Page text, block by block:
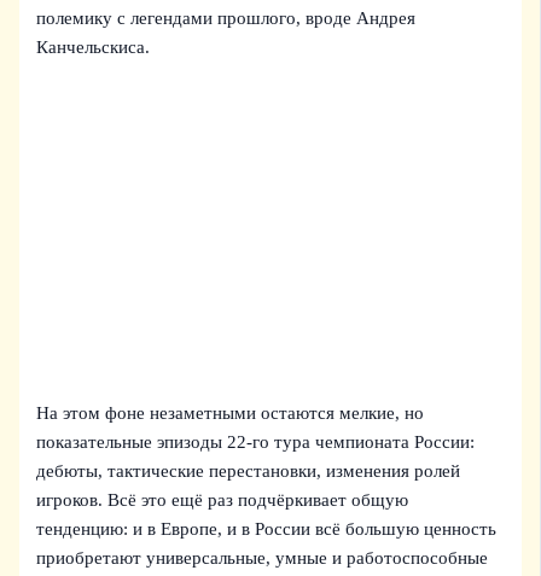
полемику с легендами прошлого, вроде Андрея
Канчельскиса.
На этом фоне незаметными остаются мелкие, но
показательные эпизоды 22-го тура чемпионата России:
дебюты, тактические перестановки, изменения ролей
игроков. Всё это ещё раз подчёркивает общую
тенденцию: и в Европе, и в России всё большую ценность
приобретают универсальные, умные и работоспособные